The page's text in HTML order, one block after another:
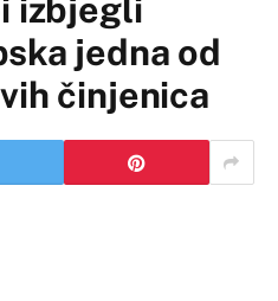
izbjegli
jedna od
činjenica